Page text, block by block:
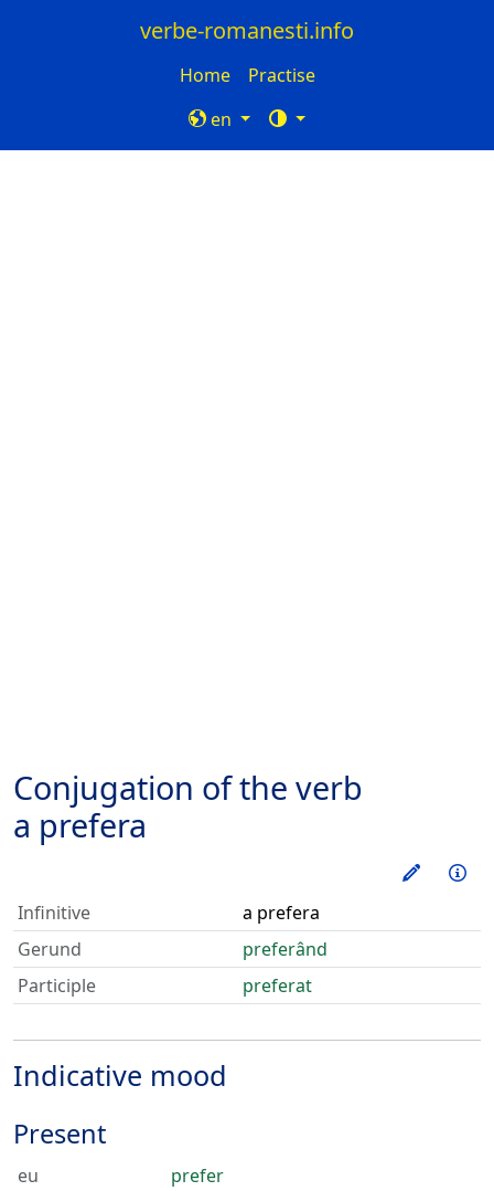
verbe-romanesti.info
Home
Practise
en
Conjugation of the verb
a prefera
Train
Infinitive
a prefera
Gerund
preferând
Participle
preferat
Indicative mood
Present
eu
prefer